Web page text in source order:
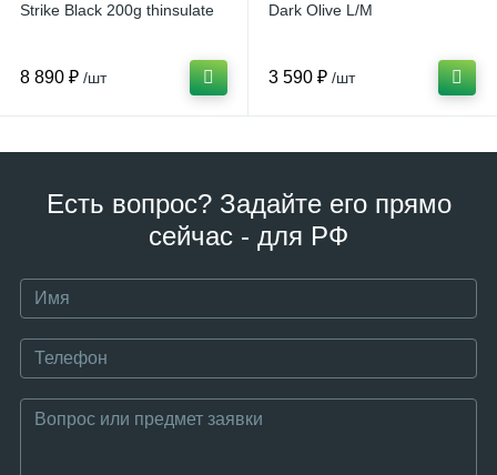
Strike Black 200g thinsulate
8 890 ₽ /шт
Dark Olive L/M
3 590 ₽ /шт
Есть вопрос? Задайте его прямо
сейчас - для РФ